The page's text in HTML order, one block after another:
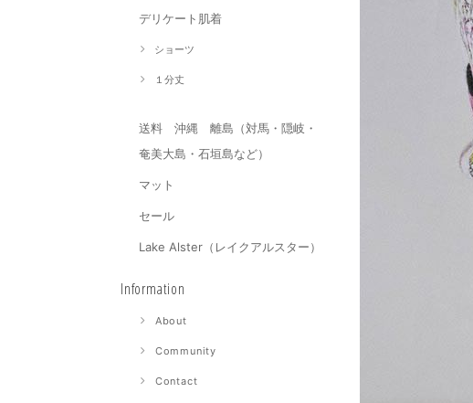
デリケート肌着
ショーツ
１分丈
送料 沖縄 離島（対馬・隠岐・
奄美大島・石垣島など）
マット
セール
Lake Alster（レイクアルスター）
Information
About
Community
Contact